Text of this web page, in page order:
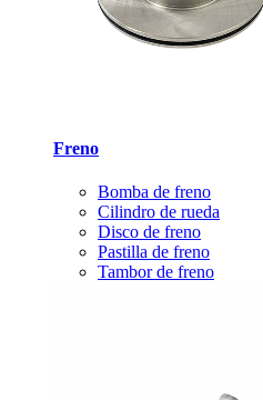
Freno
Bomba de freno
Cilindro de rueda
Disco de freno
Pastilla de freno
Tambor de freno